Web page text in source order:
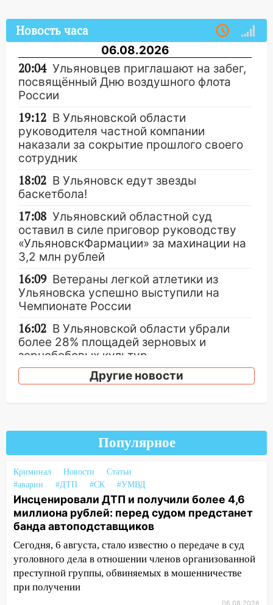
Новость часа
06.08.2026
20:04 Ульяновцев приглашают на забег,
посвящённый Дню воздушного флота
России
19:12 В Ульяновской области
руководителя частной компании
наказали за сокрытие прошлого своего
сотрудник
18:02 В Ульяновск едут звезды
баскетбола!
17:08 Ульяновский областной суд
оставил в силе приговор руководству
«УльяновскФармации» за махинации на
3,2 млн рублей
16:09 Ветераны легкой атлетики из
Ульяновска успешно выступили на
Чемпионате России
16:02 В Ульяновской области убрали
более 28% площадей зерновых и
зернобобовых культур
15:51
Бросила кирпич в жену брата: в
15:47 На улице Радищева сбили
курьера: крупная авария в Ульяновске
новый кавалер женщины оказался
рецидивистом
14:26 В Ульяновске ограничат движение
по улице Ефремова
14:23 67% ульяновцев готовы
передумать увольняться, если им
повысят зарплату
14:01
Инсценировали ДТП и получили
Другие новости
Популярное
Криминал Новости
Статьи
#аварии
#ДТП #СК #УМВД
Инсценировали ДТП и получили более 4,6
миллиона рублей: перед судом предстанет
банда автоподставщиков
Сегодня, 6 августа, стало известно о передаче в суд
уголовного дела в отношении членов организованной
преступной группы, обвиняемых в мошенничестве
при получении
06.08.2026